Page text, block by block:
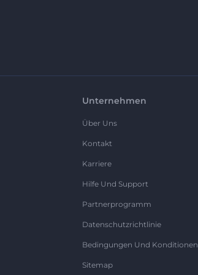
Unternehmen
Über Uns
Kontakt
Karriere
Hilfe Und Support
Partnerprogramm
Datenschutzrichtlinie
Bedingungen Und Konditionen
Sitemap